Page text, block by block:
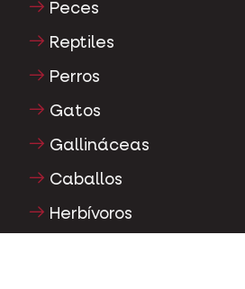
Peces
Reptiles
Perros
Gatos
Gallináceas
Caballos
Herbívoros